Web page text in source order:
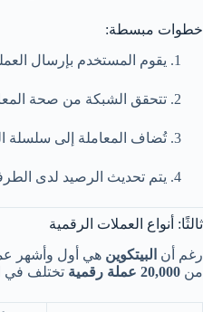
خطوات مبسطة:
يقوم المستخدم بإرسال
تتحقق الشبكة من صحة
تُضاف المعاملة إلى سلسلة
يتم تحديث الرصيد لدى
ثالثًا: أنواع العملات الرقمية
رغم أن البيتكوين هي أول وأشهر
من 20,000 عملة رقمية تختلف في